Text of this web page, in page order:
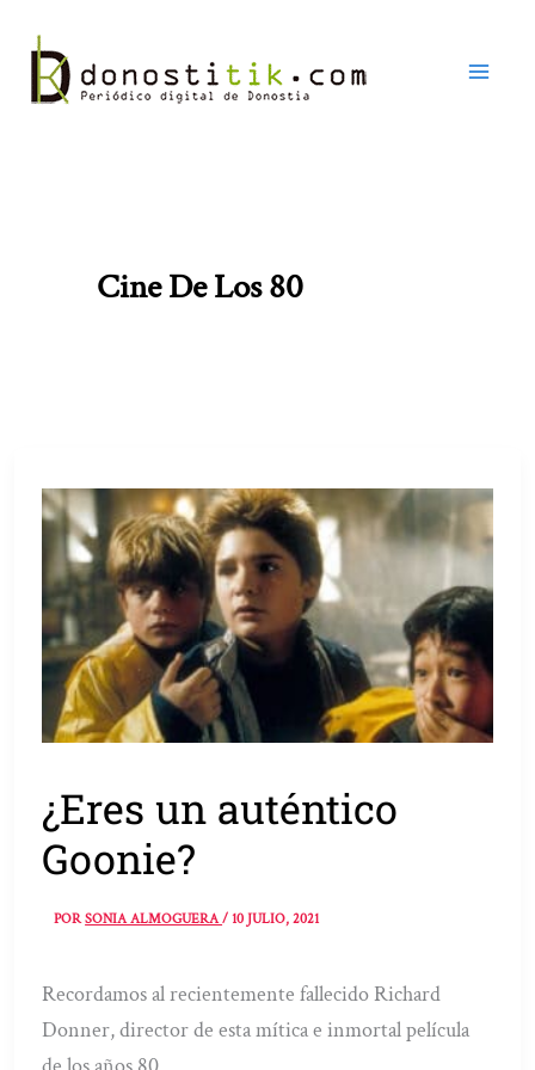
contenido
Cine De Los 80
¿Eres un auténtico
Goonie?
PORSONIA ALMOGUERA/10 JULIO, 2021
Recordamos al recientemente fallecido Richard
Donner, director de esta mítica e inmortal película